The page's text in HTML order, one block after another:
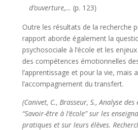
d’ouverture,… (p. 123)
Outre les résultats de la recherche
rapport aborde également la
psychosociale à l’école et les
des compétences émotionnelles
l’apprentissage et pour la vie, mais
l’accompagnement du transfert.
(Canivet, C., Brasseur, S., Analyse
“Savoir-être à l’école” sur les
pratiques et sur leurs élèves.